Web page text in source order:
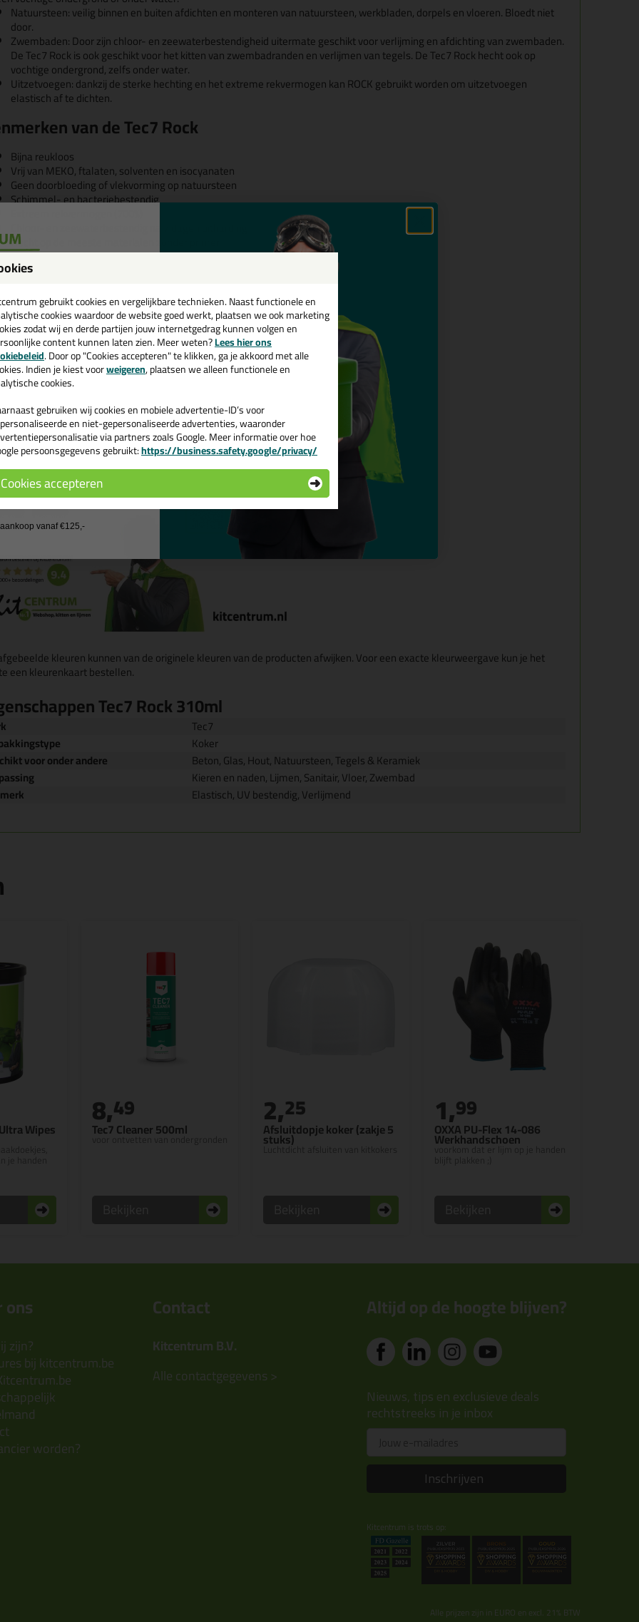
Natuursteen: veilig binnen en buiten afdichten en monteren van natuursteen, werkbladen, dorpels en vloeren. Bloedt niet
door.
Zwembaden: Door zijn chloor- en zeewaterbestendigheid uitermate geschikt voor verlijming en afdichting van zwembaden.
De Tec7 Rock is ook geschikt voor het kitten van zwembadranden en verlijmen van tegels. De Tec7 Rock hecht ook op
vochtige ondergrond, zelfs onder water.
Uitzetvoegen: dankzij de sterke hechting en het extreme rekvermogen kan ROCK gebruikt worden om uitzetvoegen
elastisch af te dichten.
van de Tec7 Rock
Bijna reukloos
Vrij van MEKO, ftalaten, solventen en isocyanaten
Geen doorbloeding of vlekvorming op natuursteen
Schimmel- en bacteriebestendig
Hecht op de meeste materialen zonder primer
je over de kleur? Dan is een kleurenkaart super handig!
kun je gewoon bestellen door even op onderstaande foto te klikken
kleuren kunnen van de originele kleuren van de producten afwijken. Voor een exacte kleurweergave kun je het
een kleurenkaart bestellen.
Tec7 Rock 310ml
Tec7
Koker
voor onder andere
Beton, Glas, Hout, Natuursteen, Tegels & Keramiek
Kieren en naden, Lijmen, Sanitair, Vloer, Zwembad
Elastisch, UV bestendig, Verlijmend
Wipes Tec7 Cleaner 500ml
voor ontvetten van ondergronden
8,49
Afsluitdopje koker (zakje 5
stuks)
Luchtdicht afsluiten van kitkokers
2,25
OXXA PU-Flex 14-086
Werkhandschoen
voorkom dat er lijm op je handen
1,99
ons
zijn?
bij kitcentrum.be
worden?
Contact
Kitcentrum B.V.
Alle contactgegevens >
Altijd op de hoogte blijven?
Nieuws, tips en exclusieve deals
rechtstreeks in je inbox
Inschrijven
Kitcentrum is trots op:
Alle prijzen zijn in EURO en excl. 21% BTW
gebruikt cookies en vergelijkbare technieken. Naast functionele en
cookies waardoor de website goed werkt, plaatsen we ook marketing
zodat wij en derde partijen jouw internetgedrag kunnen volgen en
content kunnen laten zien. Meer weten?Lees hier ons
. Door op "Cookies accepteren" te klikken, ga je akkoord met alle
Indien je kiest voorweigeren, plaatsen we alleen functionele en
cookies.
gebruiken wij cookies en mobiele advertentie-ID’s voor
en niet-gepersonaliseerde advertenties, waaronder
via partners zoals Google. Meer informatie over hoe
persoonsgegevens gebruikt:https://business.safety.google/privacy/
Cookies accepteren
💚
en ontvang een
€35,-bij je eerste bestelling!
de actiecode ›
geen cadeau
vanaf €125,-